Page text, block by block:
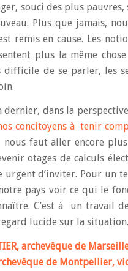
souci des plus
Plus que jamais,
remis en cause. Les
plus la même
de se parler, les
dans la
concitoyens à tenir
nous faut aller encore
otages de calculs
urgent d’inviter. Pour un
pays voir ce qui le
C’est à un travail
lucide sur la situation.
archevêque de
de Montpellier,